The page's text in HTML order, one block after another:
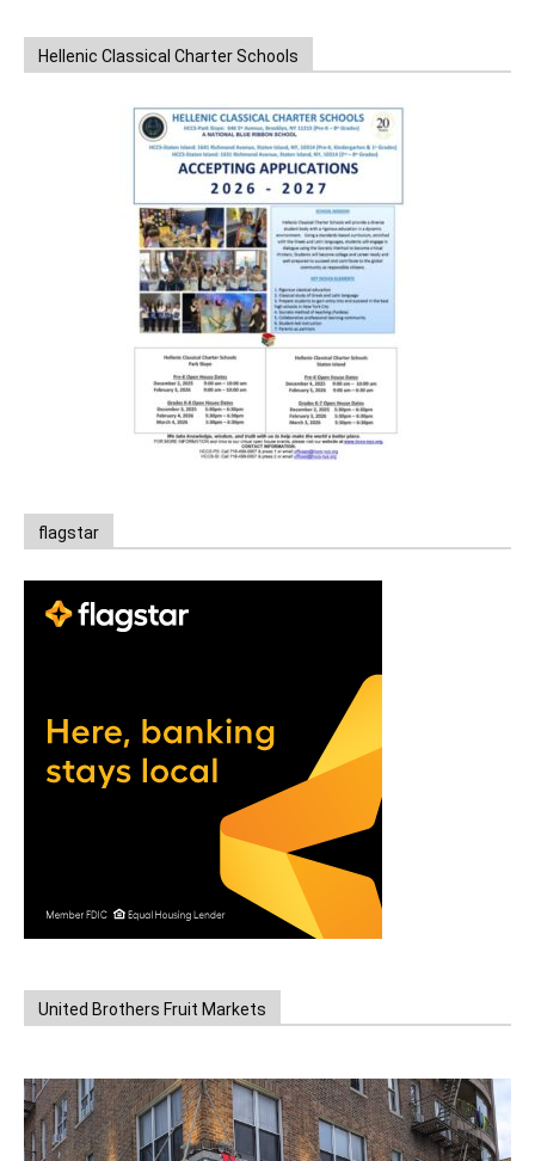
Hellenic Classical Charter Schools
flagstar
United Brothers Fruit Markets